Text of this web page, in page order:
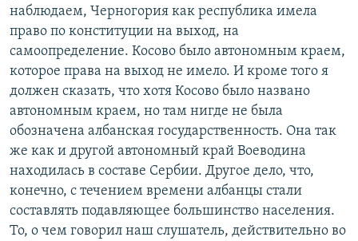
наблюдаем, Черногория как республика имела
право по конституции на выход, на
самоопределение. Косово было автономным краем,
которое права на выход не имело. И кроме того я
должен сказать, что хотя Косово было названо
автономным краем, но там нигде не была
обозначена албанская государственность. Она так
же как и другой автономный край Воеводина
находилась в составе Сербии. Другое дело, что,
конечно, с течением времени албанцы стали
составлять подавляющее большинство населения.
То, о чем говорил наш слушатель, действительно во